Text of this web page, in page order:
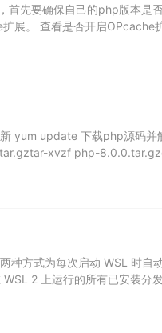
首先要确保自己的php版本是
展。 查看是否开启
新 yum update 下载php源码
xvzf php-
种方式为每次启动 WSL 时
2 上运行的所有已安装分